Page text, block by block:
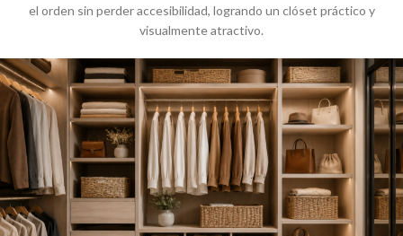
el orden sin perder accesibilidad, logrando un clóset práctico y
visualmente atractivo.